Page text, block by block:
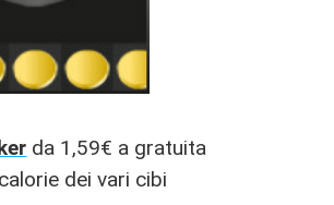
da 1,59€ a gratuita
dei vari cibi